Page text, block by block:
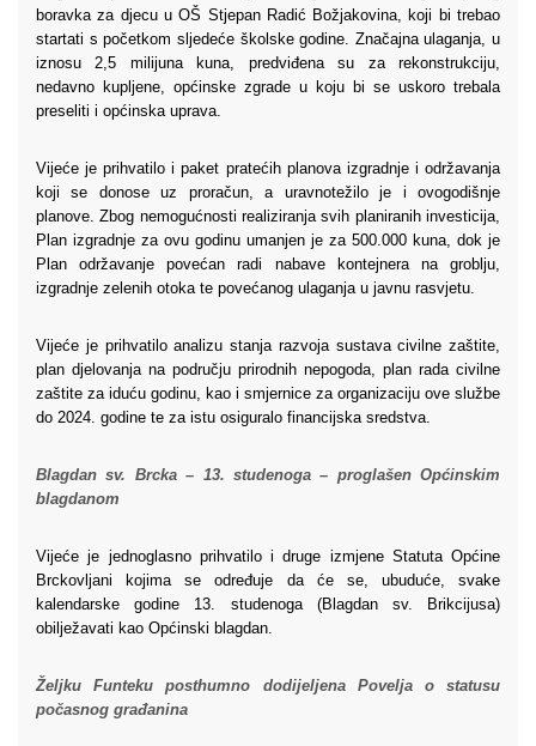
boravka za djecu u OŠ Stjepan Radić Božjakovina, koji bi trebao
startati s početkom sljedeće školske godine. Značajna ulaganja, u
iznosu 2,5 milijuna kuna, predviđena su za rekonstrukciju,
nedavno kupljene, općinske zgrade u koju bi se uskoro trebala
preseliti i općinska uprava.
Vijeće je prihvatilo i paket pratećih planova izgradnje i održavanja
koji se donose uz proračun, a uravnotežilo je i ovogodišnje
planove. Zbog nemogućnosti realiziranja svih planiranih investicija,
Plan izgradnje za ovu godinu umanjen je za 500.000 kuna, dok je
Plan održavanje povećan radi nabave kontejnera na groblju,
izgradnje zelenih otoka te povećanog ulaganja u javnu rasvjetu.
Vijeće je prihvatilo analizu stanja razvoja sustava civilne zaštite,
plan djelovanja na području prirodnih nepogoda, plan rada civilne
zaštite za iduću godinu, kao i smjernice za organizaciju ove službe
do 2024. godine te za istu osiguralo financijska sredstva.
Blagdan sv. Brcka – 13. studenoga – proglašen Općinskim
blagdanom
Vijeće je jednoglasno prihvatilo i druge izmjene Statuta Općine
Brckovljani kojima se određuje da će se, ubuduće, svake
kalendarske godine 13. studenoga (Blagdan sv. Brikcijusa)
obilježavati kao Općinski blagdan.
Željku Funteku posthumno dodijeljena Povelja o statusu
počasnog građanina